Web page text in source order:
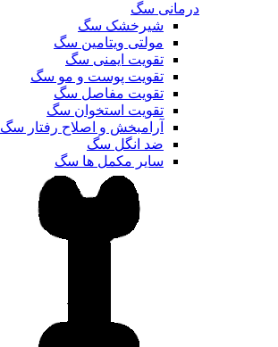
درمانی سگ
شیرخشک سگ
مولتی ویتامین سگ
تقویت ایمنی سگ
تقویت پوست و مو سگ
تقویت مفاصل سگ
تقویت استخوان سگ
آرامبخش و اصلاح رفتار سگ
ضد انگل سگ
سایر مکمل ها سگ